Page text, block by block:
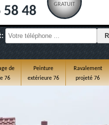
58 48
GRATUIT
de
76
Peinture
extérieure 76
Ravalement
projeté 76